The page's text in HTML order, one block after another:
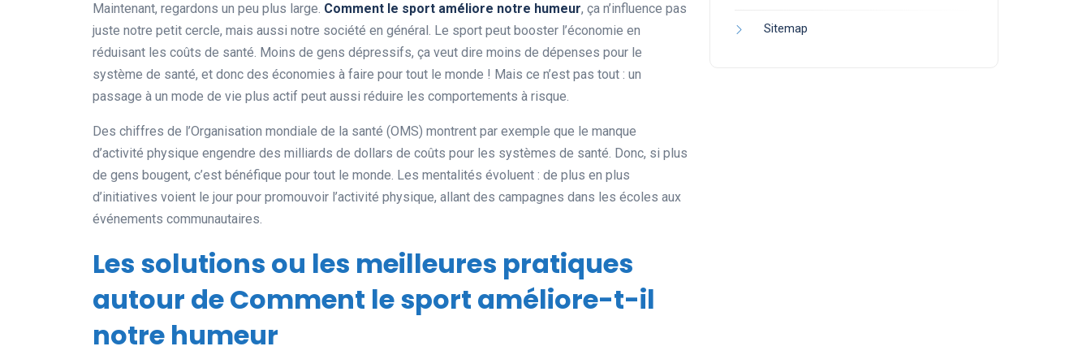
Maintenant, regardons un peu plus large. Comment le sport améliore notre humeur, ça n’influence pas
juste notre petit cercle, mais aussi notre société en général. Le sport peut booster l’économie en
réduisant les coûts de santé. Moins de gens dépressifs, ça veut dire moins de dépenses pour le
système de santé, et donc des économies à faire pour tout le monde ! Mais ce n’est pas tout : un
passage à un mode de vie plus actif peut aussi réduire les comportements à risque.
Des chiffres de l’Organisation mondiale de la santé (OMS) montrent par exemple que le manque
d’activité physique engendre des milliards de dollars de coûts pour les systèmes de santé. Donc, si plus
de gens bougent, c’est bénéfique pour tout le monde. Les mentalités évoluent : de plus en plus
d’initiatives voient le jour pour promouvoir l’activité physique, allant des campagnes dans les écoles aux
événements communautaires.
Les solutions ou les meilleures pratiques
autour de Comment le sport améliore-t-il
notre humeur
Sitemap